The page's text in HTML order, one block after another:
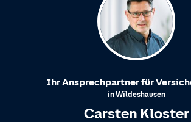
Ihr Ansprechpartner für
inWildeshausen
Carsten Kloster